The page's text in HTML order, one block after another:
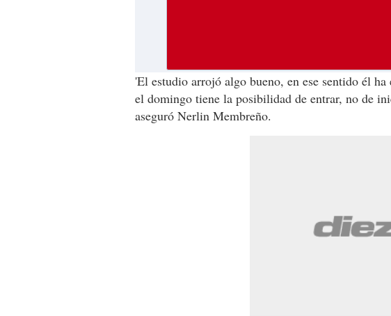
'El estudio arrojó algo bueno, en ese sentido él
el domingo tiene la posibilidad de entrar, no de
aseguró Nerlin Membreño.